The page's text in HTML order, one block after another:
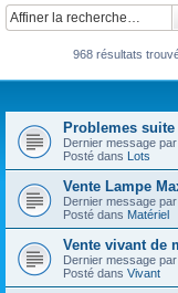
968 résultats
Problemes suite
Dernier message par
Posté dans Lots
Vente Lampe
Dernier message par
Posté dans Matériel
Vente vivant de
Dernier message par
Posté dans Vivant